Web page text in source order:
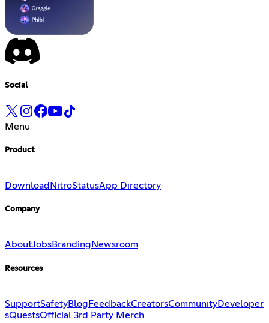
Social
Menu
Product
Download NitroStatusApp Directory
Company
AboutJobsBranding Newsroom
Resources
SupportSafetyBlog FeedbackCreatorsCommunityDeveloper
sQuestsOfficial 3rd Party Merch